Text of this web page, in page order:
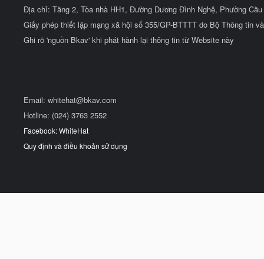
Địa chỉ: Tầng 2, Tòa nhà HH1, Đường Dương Đình Nghệ, Phường
Giấy phép thiết lập mạng xã hội số 355/GP-BTTTT do Bộ Thông tin
Ghi rõ 'nguồn Bkav' khi phát hành lại thông tin từ Website này
Email: whitehat@bkav.com
Hotline: (024) 3763 2552
Facebook: WhiteHat
Quy định và điều khoản sử dụng